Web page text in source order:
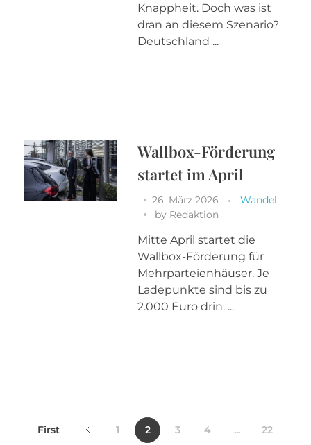
Knappheit. Doch was ist
dran an diesem Szenario?
Deutschland ...
Wallbox-Förderung
startet im April
26. März 2026
Wandel
by Redaktion
Mitte April startet die
Wallbox-Förderung für
Mehrparteienhäuser. Je
Ladepunkte sind bis zu
2.000 Euro drin. ...
First 1 2 3 4 ... 22